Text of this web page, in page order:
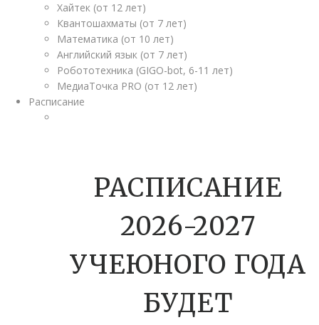
Хайтек (от 12 лет)
Квантошахматы (от 7 лет)
Математика (от 10 лет)
Английский язык (от 7 лет)
Робототехника (GIGO-bot, 6-11 лет)
МедиаТочка PRO (от 12 лет)
Расписание
РАСПИСАНИЕ
2026-2027
УЧЕЮНОГО ГОДА
БУДЕТ